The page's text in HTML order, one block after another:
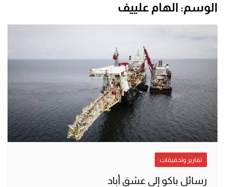
الوسم: الهام علييف
تقارير وتحقيقات
رسائل باكو إلى عشق أباد